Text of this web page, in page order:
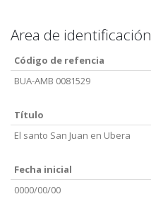
Area de identificación
Código de refencia
BUA-AMB 0081529
Título
El santo San Juan en Ubera
Fecha inicial
0000/00/00